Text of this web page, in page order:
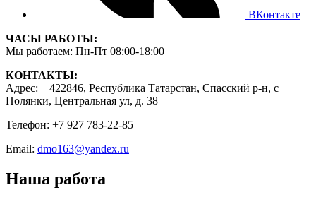
ВКонтакте
ЧАСЫ РАБОТЫ:
Мы работаем: Пн-Пт 08:00-18:00
КОНТАКТЫ:
Адрес: 422846, Республика Татарстан, Спасский р-н, с
Полянки, Центральная ул, д. 38
Телефон: +7 927 783-22-85
Email: dmo163@yandex.ru
Наша работа